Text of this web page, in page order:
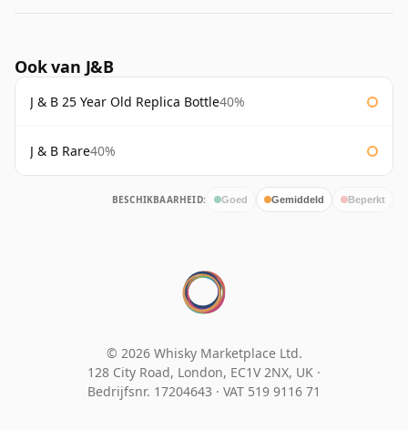
Ook van J&B
J & B 25 Year Old Replica Bottle40%
J & B Rare40%
BESCHIKBAARHEID: Goed Gemiddeld Beperkt
© 2026 Whisky Marketplace Ltd.
128 City Road, London, EC1V 2NX, UK ·
Bedrijfsnr. 17204643 · VAT 519 9116 71